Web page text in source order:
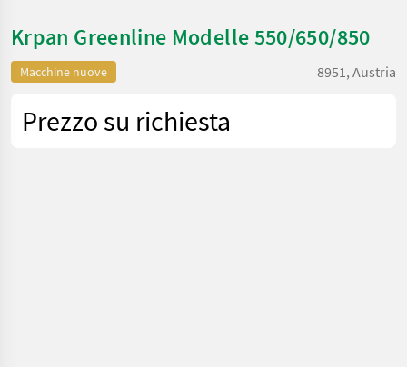
Krpan Greenline Modelle 550/650/850
Macchine nuove 8951, Austria
Prezzo su richiesta